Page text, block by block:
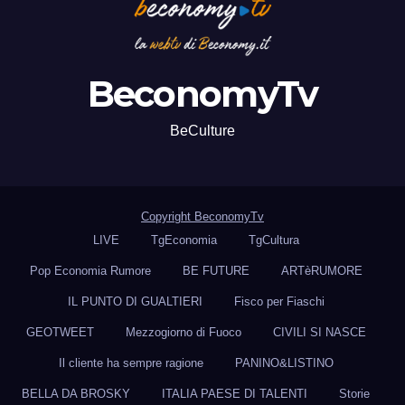
BeconomyTv
BeCulture
Copyright BeconomyTv
LIVE
TgEconomia TgCultura
Pop Economia Rumore BE FUTURE ARTèRUMORE
IL PUNTO DI GUALTIERI Fisco per Fiaschi
GEOTWEET Mezzogiorno di Fuoco CIVILI SI NASCE
Il cliente ha sempre ragione PANINO&LISTINO
BELLA DA BROSKY ITALIA PAESE DI TALENTI Storie